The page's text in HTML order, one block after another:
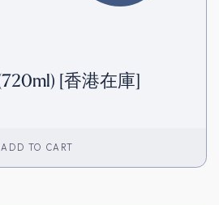
[香港在庫]
ADD TO CART